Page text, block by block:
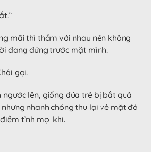
mãi thì thầm với nhau nên không
đang đứng trước mặt mình.
gọi.
ngước lên, giống đứa trẻ bị bắt quả
nhanh chóng thu lại vẻ mặt đó
tĩnh mọi khi.